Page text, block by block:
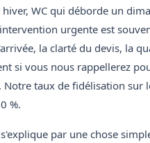
WC qui déborde un
urgente est
la clarté du devis, la
si vous nous rappellerez
Notre taux de fidélisation sur
%.
par une chose